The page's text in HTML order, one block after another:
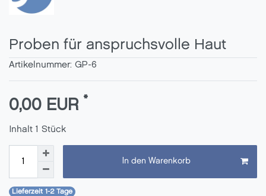
Proben für anspruchsvolle Haut
Artikelnummer: GP-6
0,00 EUR *
Inhalt 1 Stück
In den Warenkorb
Lieferzeit 1-2 Tage